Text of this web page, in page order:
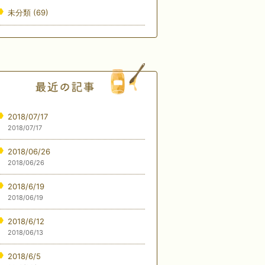
未分類 (69)
2018/07/17
2018/07/17
2018/06/26
2018/06/26
2018/6/19
2018/06/19
2018/6/12
2018/06/13
2018/6/5